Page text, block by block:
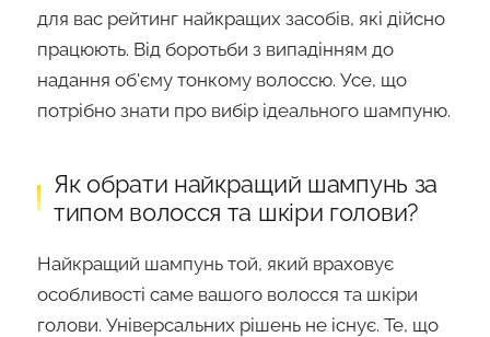
для вас рейтинг найкращих засобів, які дійсно
працюють. Від боротьби з випадінням до
надання об'єму тонкому волоссю. Усе, що
потрібно знати про вибір ідеального шампуню.
Як обрати найкращий шампунь за
типом волосся та шкіри голови?
Найкращий шампунь той, який враховує
особливості саме вашого волосся та шкіри
голови. Універсальних рішень не існує. Те, що